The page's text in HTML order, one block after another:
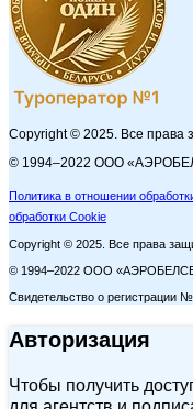
Copyright © 2025. Все права
© 1994–2022 ООО
Политика в отношении
обработки Cookie
Copyright © 2025. Все права
© 1994–2022 ООО
Свидетельство о регистрации
Авторизация
Чтобы получить